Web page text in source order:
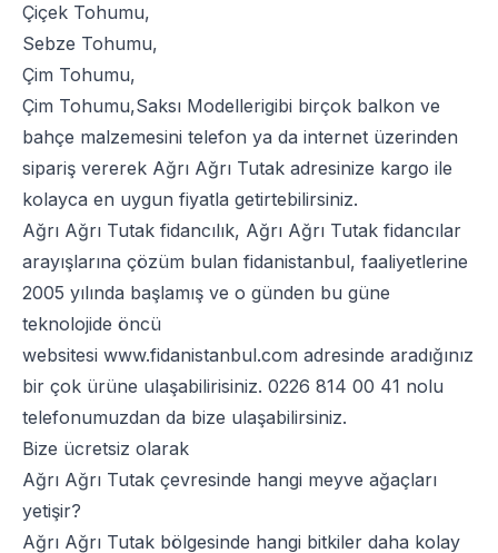
Çiçek Tohumu,
Sebze Tohumu,
Çim Tohumu,
Çim Tohumu,Saksı Modellerigibi birçok balkon ve
bahçe malzemesini telefon ya da internet üzerinden
sipariş vererek Ağrı Ağrı Tutak adresinize kargo ile
kolayca en uygun fiyatla getirtebilirsiniz.
Ağrı Ağrı Tutak fidancılık, Ağrı Ağrı Tutak fidancılar
arayışlarına çözüm bulan fidanistanbul, faaliyetlerine
2005 yılında başlamış ve o günden bu güne
teknolojide öncü
websitesi www.fidanistanbul.com adresinde aradığınız
bir çok ürüne ulaşabilirisiniz. 0226 814 00 41 nolu
telefonumuzdan da bize ulaşabilirsiniz.
Bize ücretsiz olarak
Ağrı Ağrı Tutak çevresinde hangi meyve ağaçları
yetişir?
Ağrı Ağrı Tutak bölgesinde hangi bitkiler daha kolay